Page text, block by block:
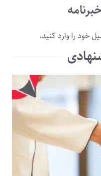
خود را وارد کنید.